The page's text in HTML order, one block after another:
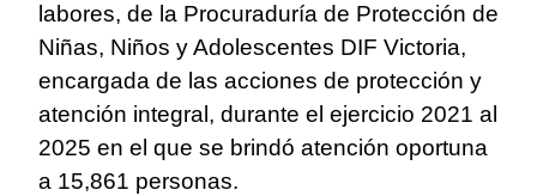
labores, de la Procuraduría de Protección de
Niñas, Niños y Adolescentes DIF Victoria,
encargada de las acciones de protección y
atención integral, durante el ejercicio 2021 al
2025 en el que se brindó atención oportuna
a 15,861 personas.